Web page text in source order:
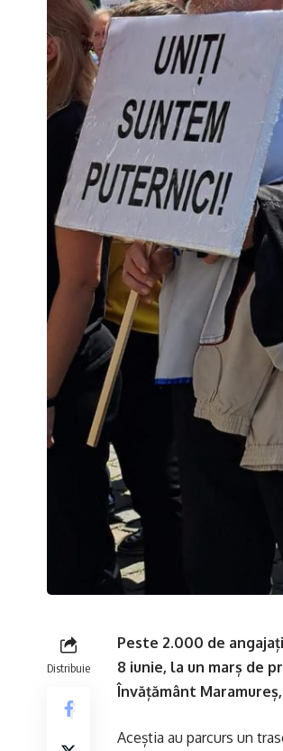
Distribuie
Peste 2.000 de
8 iunie, la un marș de
Învățământ
Aceștia au parcurs un